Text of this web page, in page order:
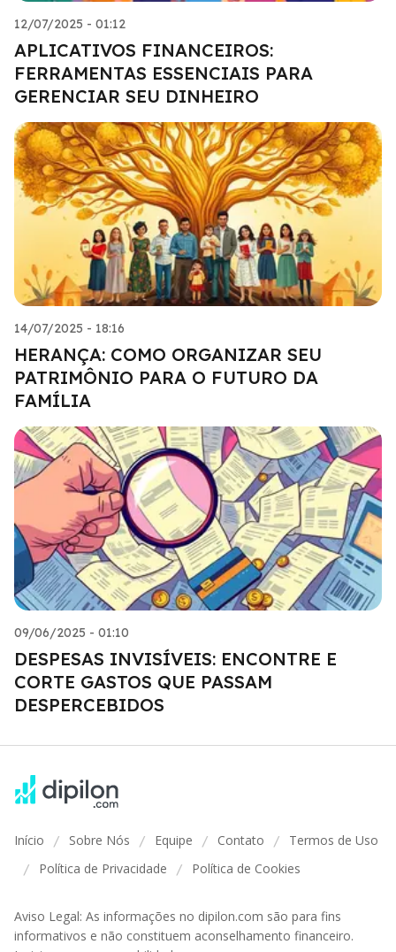
12/07/2025 - 01:12
APLICATIVOS FINANCEIROS:
FERRAMENTAS ESSENCIAIS PARA
GERENCIAR SEU DINHEIRO
14/07/2025 - 18:16
HERANÇA: COMO ORGANIZAR SEU
PATRIMÔNIO PARA O FUTURO DA
FAMÍLIA
09/06/2025 - 01:10
DESPESAS INVISÍVEIS: ENCONTRE E
CORTE GASTOS QUE PASSAM
DESPERCEBIDOS
Início / Sobre Nós / Equipe / Contato / Termos de Uso
/ Política de Privacidade / Política de Cookies
Aviso Legal: As informações no dipilon.com são para fins
informativos e não constituem aconselhamento financeiro.